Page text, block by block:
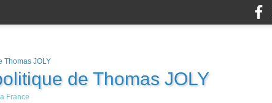
de Thomas JOLY
France